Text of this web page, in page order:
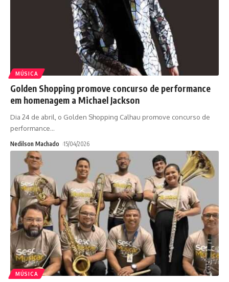
MÚSICA
Golden Shopping promove concurso de performance
em homenagem a Michael Jackson
Dia 24 de abril, o Golden Shopping Calhau promove concurso de
performance…
Nedilson Machado 15/04/2026
MÚSICA